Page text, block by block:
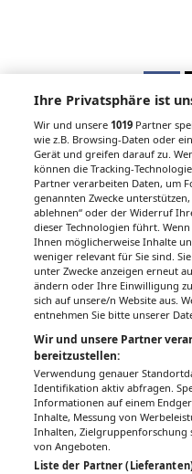
Unsere
Hier
Austria
Ihre Privatsphäre ist
Wir und unsere1019 Partner
wie z.B. Browsing-Daten oder
Gerät und greifen darauf zu.
können die Tracking-
Partner verarbeiten Daten, um
genannten Zwecke
ablehnen“ oder der Widerruf
dieser Technologien führt.
Ihnen möglicherweise Inhalte
weniger relevant für Sie sind.
unter Zwecke anzeigen erneut
ändern oder Ihre Einwilligung
sich auf unsere/n Website aus.
entnehmen Sie bitte unserer
Wir und unsere Partner
bereitzustellen:
Verwendung genauer
Identifikation aktiv abfragen.
Informationen auf einem
Inhalte, Messung von
Inhalten, Zielgruppenforschung
von Angeboten.
Liste der Partner